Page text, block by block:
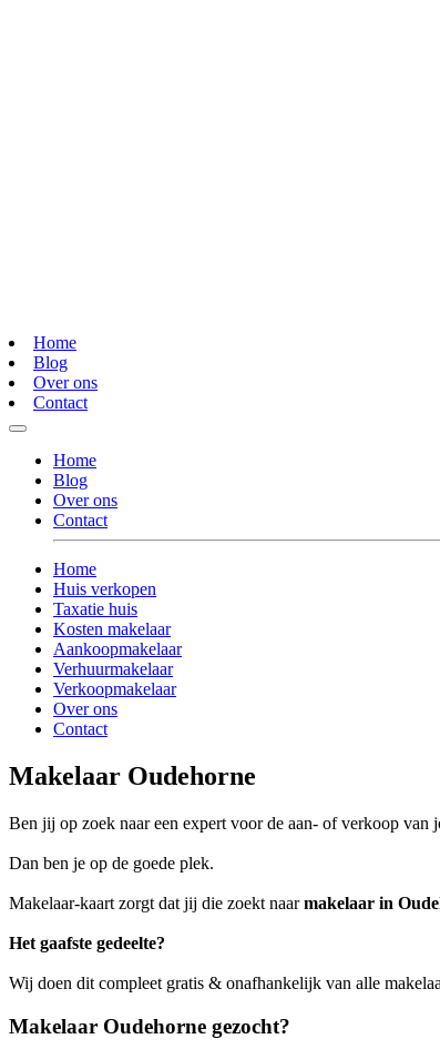
Home
Blog
Over ons
Contact
Home
Blog
Over ons
Contact
Home
Huis verkopen
Taxatie huis
Kosten makelaar
Aankoopmakelaar
Verhuurmakelaar
Verkoopmakelaar
Over ons
Contact
Makelaar Oudehorne
Ben jij op zoek naar een expert voor de aan- of verkoop
Dan ben je op de goede plek.
Makelaar-kaart zorgt dat jij die zoekt naarmakelaar in
Het gaafste gedeelte?
Wij doen dit compleet gratis & onafhankelijk van alle
Makelaar Oudehorne gezocht?